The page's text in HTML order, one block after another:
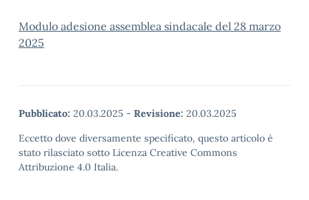
Modulo adesione assemblea sindacale del 28 marzo
2025
Pubblicato: 20.03.2025 - Revisione: 20.03.2025
Eccetto dove diversamente specificato, questo articolo è
stato rilasciato sotto Licenza Creative Commons
Attribuzione 4.0 Italia.